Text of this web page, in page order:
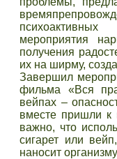
мероприятия
получения
их на ширму,
Завершил
фильма «Вся
вейпах –
вместе пришли к
важно, что
сигарет или
наносит